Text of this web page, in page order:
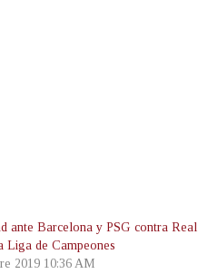
ante Barcelona y PSG contra Real
Liga de Campeones
2019 10:36 AM